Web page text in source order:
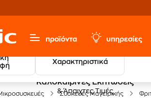
προϊόντα υπηρεσίες
Χαρακτηριστικά
Καλοκαιρινές Εκπτώσεις
& Άπαιχτες Τιμές
Συσκευές Μαγειρικής